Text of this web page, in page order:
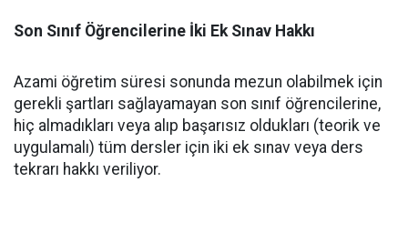
Son Sınıf Öğrencilerine İki Ek Sınav Hakkı
​Azami öğretim süresi sonunda mezun olabilmek için
gerekli şartları sağlayamayan son sınıf öğrencilerine,
hiç almadıkları veya alıp başarısız oldukları (teorik ve
uygulamalı) tüm dersler için iki ek sınav veya ders
tekrarı hakkı veriliyor.